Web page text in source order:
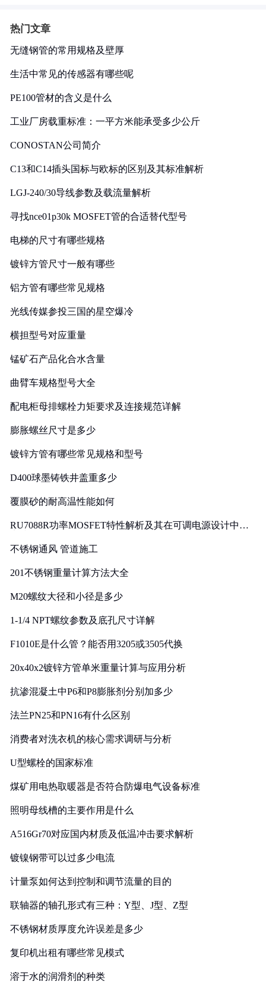
热门文章
无缝钢管的常用规格及壁厚
生活中常见的传感器有哪些呢
PE100管材的含义是什么
工业厂房载重标准：一平方米能承受多少公斤
CONOSTAN公司简介
C13和C14插头国标与欧标的区别及其标准解析
LGJ-240/30导线参数及载流量解析
寻找nce01p30k MOSFET管的合适替代型号
电梯的尺寸有哪些规格
镀锌方管尺寸一般有哪些
铝方管有哪些常见规格
光线传媒参投三国的星空爆冷
横担型号对应重量
锰矿石产品化合水含量
曲臂车规格型号大全
配电柜母排螺栓力矩要求及连接规范详解
膨胀螺丝尺寸是多少
镀锌方管有哪些常见规格和型号
D400球墨铸铁井盖重多少
覆膜砂的耐高温性能如何
RU7088R功率MOSFET特性解析及其在可调电源设计中的
不锈钢通风 管道施工
201不锈钢重量计算方法大全
M20螺纹大径和小径是多少
1-1/4 NPT螺纹参数及底孔尺寸详解
F1010E是什么管？能否用3205或3505代换
20x40x2镀锌方管单米重量计算与应用分析
抗渗混凝土中P6和P8膨胀剂分别加多少
法兰PN25和PN16有什么区别
消费者对洗衣机的核心需求调研与分析
U型螺栓的国家标准
煤矿用电热取暖器是否符合防爆电气设备标准
照明母线槽的主要作用是什么
A516Gr70对应国内材质及低温冲击要求解析
镀镍钢带可以过多少电流
计量泵如何达到控制和调节流量的目的
联轴器的轴孔形式有三种：Y型、J型、Z型
不锈钢材质厚度允许误差是多少
复印机出租有哪些常见模式
溶于水的润滑剂的种类